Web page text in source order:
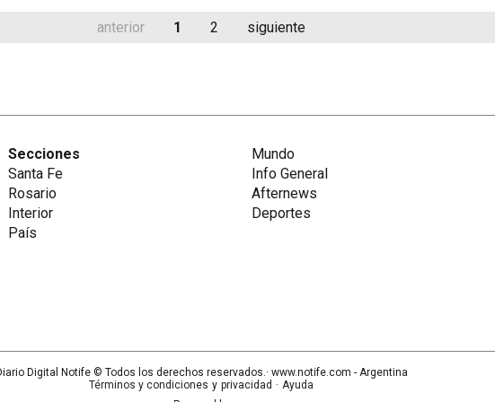
anterior 1 2 siguiente
Secciones
Santa Fe
Rosario
Interior
País
Mundo
Info General
Afternews
Deportes
Digital Notife© Todos los derechos reservados.· www.notife.com - Argentina
Términos y condiciones y privacidad · Ayuda